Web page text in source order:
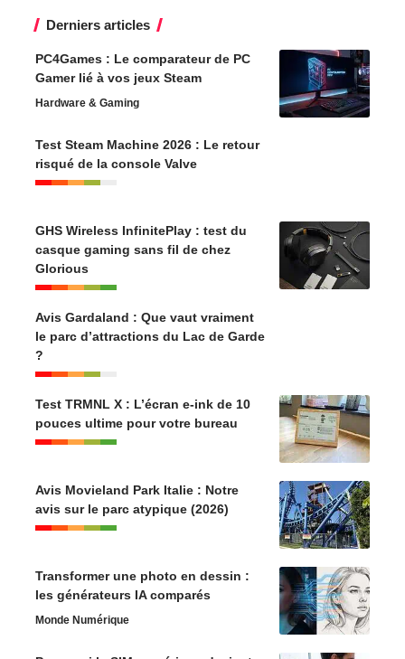
Derniers articles
PC4Games : Le comparateur de PC
Gamer lié à vos jeux Steam
Hardware & Gaming
Test Steam Machine 2026 : Le retour
risqué de la console Valve
GHS Wireless InfinitePlay : test du
casque gaming sans fil de chez
Glorious
Avis Gardaland : Que vaut vraiment
le parc d’attractions du Lac de Garde
?
Test TRMNL X : L’écran e-ink de 10
pouces ultime pour votre bureau
Avis Movieland Park Italie : Notre
avis sur le parc atypique (2026)
Transformer une photo en dessin :
les générateurs IA comparés
Monde Numérique